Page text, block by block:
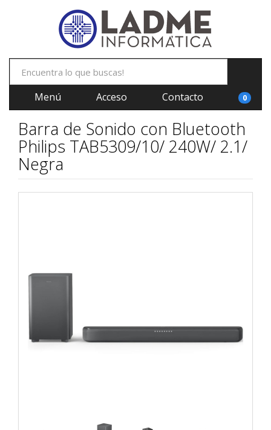
Menú Acceso Contacto 0
Barra de Sonido con Bluetooth
Philips TAB5309/10/ 240W/ 2.1/
Negra